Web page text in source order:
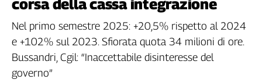
Filcams
Filctem
Fillea
Filt
corsa della cassa integrazione
Nel primo semestre 2025: +20,5% rispetto al 2024
e +102% sul 2023. Sfiorata quota 34 milioni di ore.
Bussandri, Cgil: “Inaccettabile disinteresse del
governo”